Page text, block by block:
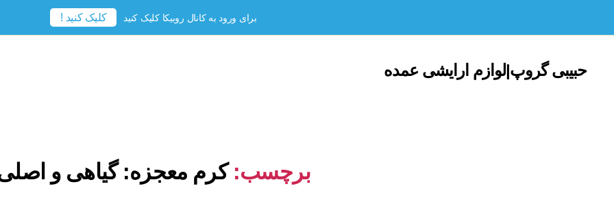
حبیبی گروپ|لوازم ارایشی عمده
برچسب: کرم معجزه: گیاهی و
برای ورود به کانال روبیکا کلیک کنید کلیک کنید !